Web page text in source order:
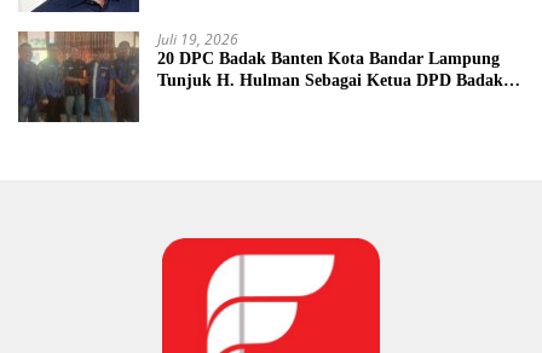
Juli 19, 2026
20 DPC Badak Banten Kota Bandar Lampung
Tunjuk H. Hulman Sebagai Ketua DPD Badak